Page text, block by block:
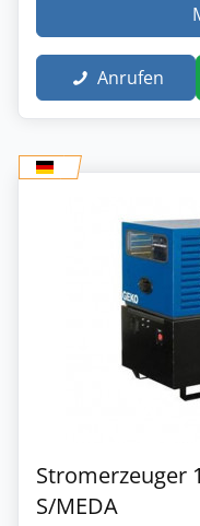
Anrufen
Stromerzeuger
S/MEDA